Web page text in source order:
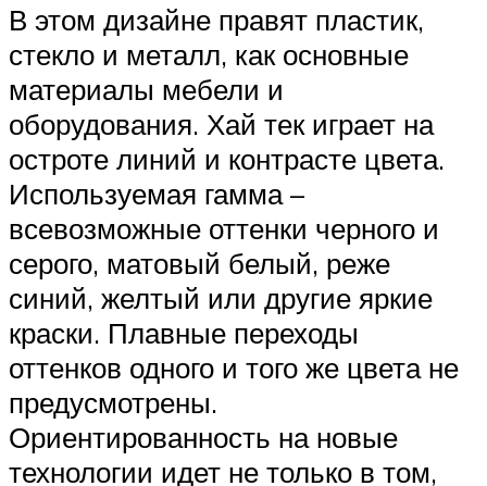
В этом дизайне правят пластик,
стекло и металл, как основные
материалы мебели и
оборудования. Хай тек играет на
остроте линий и контрасте цвета.
Используемая гамма –
всевозможные оттенки черного и
серого, матовый белый, реже
синий, желтый или другие яркие
краски. Плавные переходы
оттенков одного и того же цвета не
предусмотрены.
Ориентированность на новые
технологии идет не только в том,